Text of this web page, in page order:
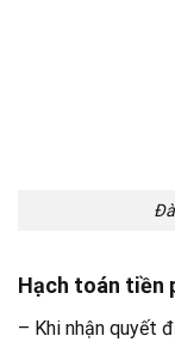
Hạch toán tiền
– Khi nhận quyết